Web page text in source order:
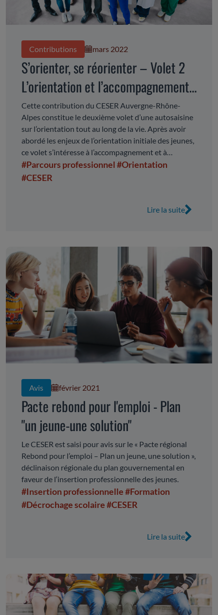
Contributions mars 2022
S’orienter, se réorienter – Volet 2
L’orientation et l’accompagnement
des parcours professionnels des
adultes
Cette contribution du CESER Auvergne-Rhône-
Alpes constitue le deuxième volet d’une autosaisine
sur l’orientation tout au long de la vie. Après avoir
abordé les enjeux de l’orientation initiale des jeunes,
ce volet s’intéresse à l’accompagnement et à
l’orientation des parcours professionnels des
adultes.
#Parcours professionnel#Orientation
#CESER
Lire la suite
Avis février 2021
Pacte rebond pour l'emploi - Plan
"un jeune-une solution"
Le CESER est saisi pour avis sur le « Pacte régional
Rebond pour l’emploi – Plan un jeune, une solution »,
déclinaison régionale du plan gouvernemental en
faveur de l‘insertion professionnelle des jeunes.
#Insertion professionnelle#Formation
#Décrochage scolaire#CESER
Lire la suite